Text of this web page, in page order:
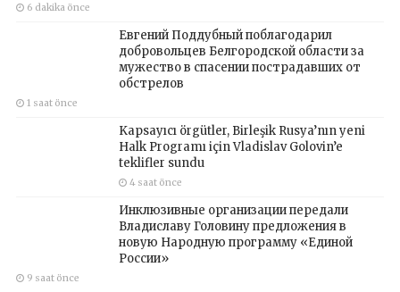
6 dakika önce
Евгений Поддубный поблагодарил
добровольцев Белгородской области за
мужество в спасении пострадавших от
обстрелов
1 saat önce
Kapsayıcı örgütler, Birleşik Rusya’nın yeni
Halk Programı için Vladislav Golovin’e
teklifler sundu
4 saat önce
Инклюзивные организации передали
Владиславу Головину предложения в
новую Народную программу «Единой
России»
9 saat önce